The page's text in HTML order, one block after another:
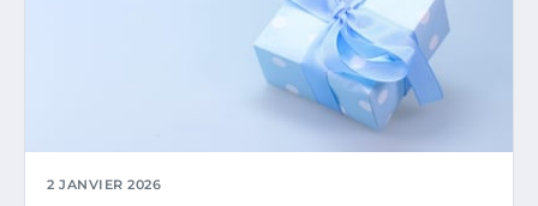
2 JANVIER 2026